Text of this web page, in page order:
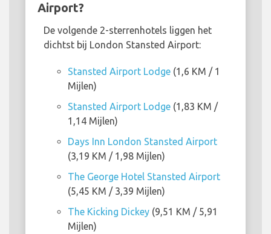
Airport?
De volgende 2-sterrenhotels liggen het
dichtst bij London Stansted Airport:
Stansted Airport Lodge (1,6 KM / 1
Mijlen)
Stansted Airport Lodge (1,83 KM /
1,14 Mijlen)
Days Inn London Stansted Airport
(3,19 KM / 1,98 Mijlen)
The George Hotel Stansted Airport
(5,45 KM / 3,39 Mijlen)
The Kicking Dickey (9,51 KM / 5,91
Mijlen)